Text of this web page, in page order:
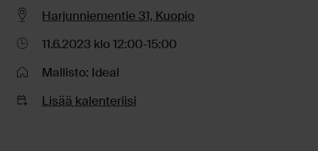
Harjunniementie 31, Kuopio
11.6.2023 klo 12:00-15:00
Mallisto: Ideal
Lisää kalenteriisi